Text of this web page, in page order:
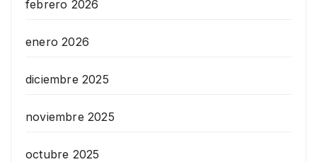
febrero 2026
enero 2026
diciembre 2025
noviembre 2025
octubre 2025